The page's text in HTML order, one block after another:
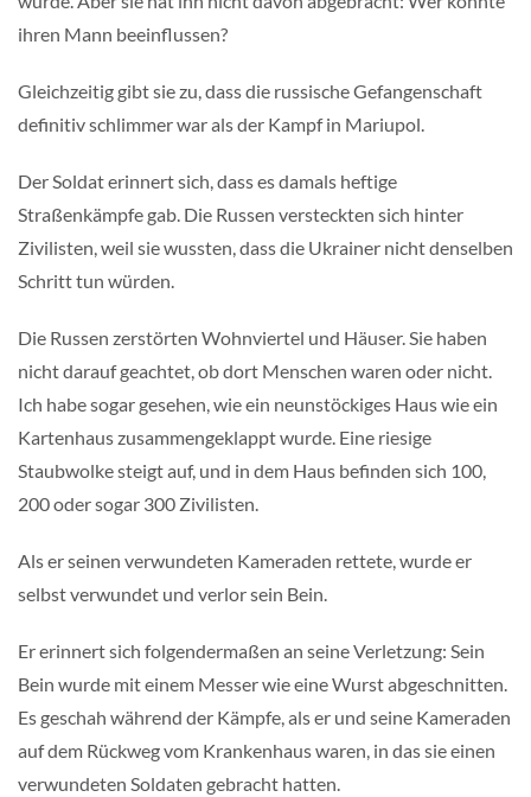
ihren Mann beeinflussen?
Gleichzeitig gibt sie zu, dass die russische Gefangenschaft
definitiv schlimmer war als der Kampf in Mariupol.
Der Soldat erinnert sich, dass es damals heftige
Straßenkämpfe gab. Die Russen versteckten sich hinter
Zivilisten, weil sie wussten, dass die Ukrainer nicht denselben
Schritt tun würden.
Die Russen zerstörten Wohnviertel und Häuser. Sie haben
nicht darauf geachtet, ob dort Menschen waren oder nicht.
Ich habe sogar gesehen, wie ein neunstöckiges Haus wie ein
Kartenhaus zusammengeklappt wurde. Eine riesige
Staubwolke steigt auf, und in dem Haus befinden sich 100,
200 oder sogar 300 Zivilisten.
Als er seinen verwundeten Kameraden rettete, wurde er
selbst verwundet und verlor sein Bein.
Er erinnert sich folgendermaßen an seine Verletzung: Sein
Bein wurde mit einem Messer wie eine Wurst abgeschnitten.
Es geschah während der Kämpfe, als er und seine Kameraden
auf dem Rückweg vom Krankenhaus waren, in das sie einen
verwundeten Soldaten gebracht hatten.